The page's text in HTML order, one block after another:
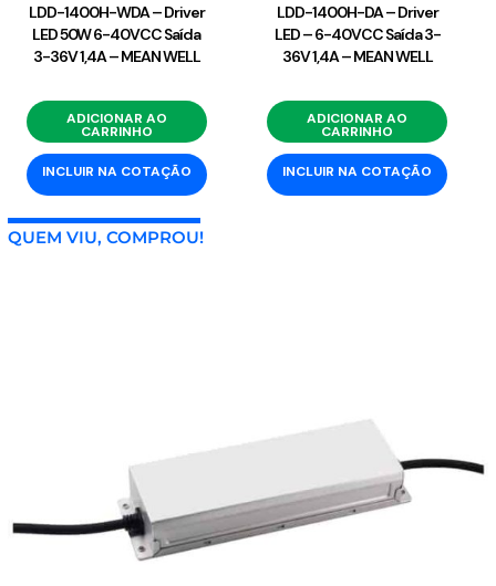
LDD-1400H-WDA – Driver
LED 50W 6-40VCC Saída
3-36V 1,4A – MEAN WELL
ADICIONAR AO
CARRINHO
INCLUIR NA COTAÇÃO
LDD-1400H-DA – Driver
LED – 6-40VCC Saída 3-
36V 1,4A – MEAN WELL
ADICIONAR AO
CARRINHO
INCLUIR NA COTAÇÃO
QUEM VIU, COMPROU!